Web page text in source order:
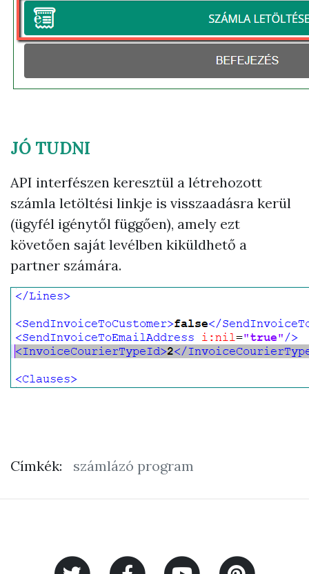
JÓ TUDNI
API interfészen keresztül a létrehozott
számla letöltési linkje is visszaadásra kerül
(ügyfél igénytől függően), amely ezt
követően saját levélben kiküldhető a
partner számára.
Címkék: számlázó program